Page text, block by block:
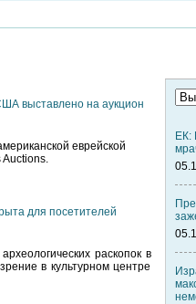
выставлено на аукцион
еврейской
для посетителей
раскопок в
в культурном центре
ЕК: